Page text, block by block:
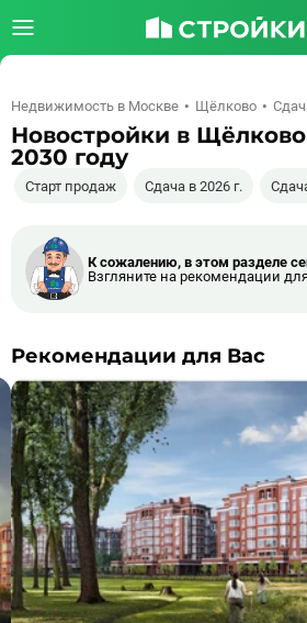
Недвижимость в Москве Щёлково
Новостройки в
2030 году
Старт продаж Сдача в 2026 г.
К сожалению, в этом разделе
Взгляните на рекомендации
Рекомендации для Вас